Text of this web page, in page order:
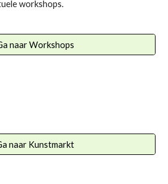
workshops.
naar Workshops
naar Kunstmarkt